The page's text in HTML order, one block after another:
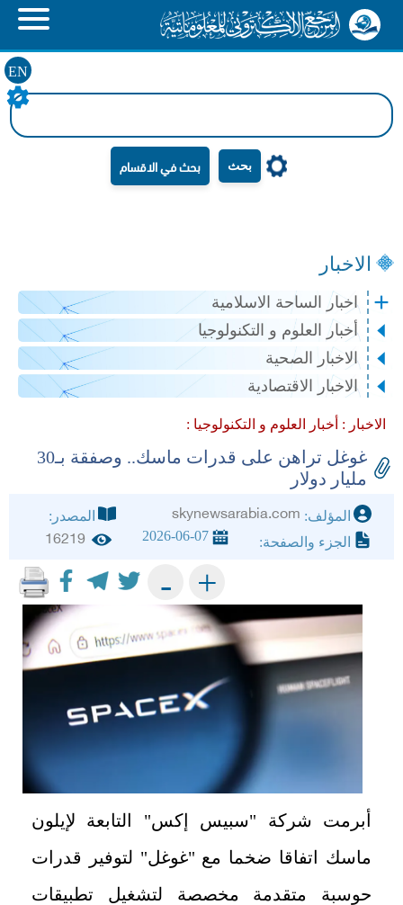
EN
بحث
الاخبار
اخبار الساحة الاسلامية
أخبار العلوم و التكنولوجيا
الاخبار الصحية
الاخبار الاقتصادية
الاخبار : أخبار العلوم و التكنولوجيا :
غوغل تراهن على قدرات ماسك.. وصفقة بـ30
مليار دولار
المؤلف: skynewsarabia.com
المصدر:
الجزء والصفحة:
2026-06-07
16219
+
-
أبرمت شركة "سبيس إكس" التابعة لإيلون
ماسك اتفاقا ضخما مع "غوغل" لتوفير قدرات
حوسبة متقدمة مخصصة لتشغيل تطبيقات